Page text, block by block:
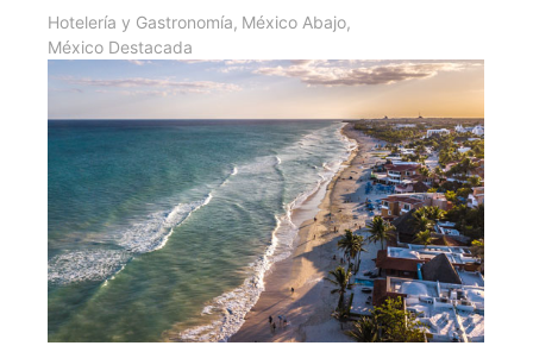
Hotelería y Gastronomía, México Abajo,
México Destacada